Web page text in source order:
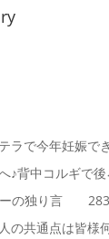
ラで今年妊娠で
♪背中コルギで
ーの独り言
の共通点は皆様